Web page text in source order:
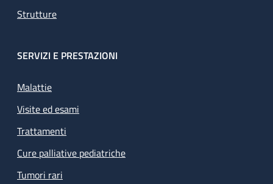
Strutture
SERVIZI E PRESTAZIONI
Malattie
Visite ed esami
Trattamenti
Cure palliative pediatriche
Tumori rari